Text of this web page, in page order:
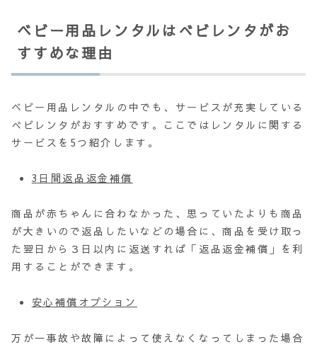
ベビー用品レンタルはべビレンタがお
すすめな理由
ベビー用品レンタルの中でも、サービスが充実している
べビレンタがおすすめです。ここではレンタルに関する
サービスを5つ紹介します。
3日間返品返金補償
商品が赤ちゃんに合わなかった、思っていたよりも商品
が大きいので返品したいなどの場合に、商品を受け取っ
た翌日から３日以内に返送すれば「返品返金補償」を利
用することができます。
安心補償オプション
万が一事故や故障によって使えなくなってしまった場合